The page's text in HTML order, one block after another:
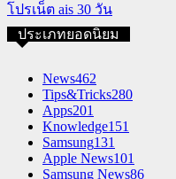
โปรเน็ต ais 30 วัน
ประเภทยอดนิยม
News462
Tips&Tricks280
Apps201
Knowledge151
Samsung131
Apple News101
Samsung News86